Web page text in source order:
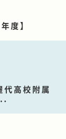
度】
代高校附属